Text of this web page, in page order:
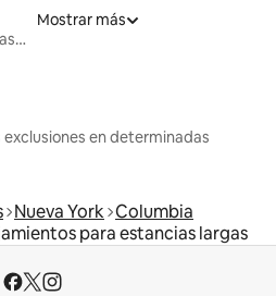
Alojamientos para estancias largas
Mostrar más
en determinadas
Nueva York Columbia
para estancias largas